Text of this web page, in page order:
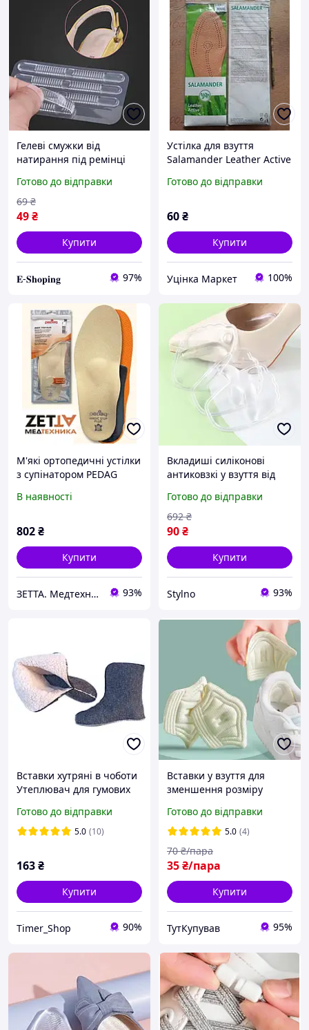
Гелеві смужки від
натирання під ремінці
комплекті
Готово до відправки
49₴
69 ₴
Купити
𝐄-𝐒𝐡𝐨𝐩𝐢𝐧𝐠 97%
Устілка для взуття
Salamander Leather Active
46-47 розмір
Готово до відправки
60₴
Купити
Уцінка Маркет 100%
М'які ортопедичні устілки
з супінатором PEDAG
В наявності
802₴
Купити
ЗЕТТА. Медтехніка. Товари для здоров'я Прокат медтехніки» ФОП Марголіна Наталія 93%
Вкладиші силіконові
антиковзкі у взуття від
силіконові прозорі в туфлі
Готово до відправки
90₴
692 ₴
Купити
Stylno 93%
Вставки хутряні в чоботи
Утеплювач для гумових
вкладиші для зимових
чобіт -15°C
Готово до відправки
5.0 (10)
163₴
Купити
Timer_Shop 90%
Вставки у взуття для
зменшення розміру
натоптній М'які устілки у
взуття 5 мм під п'яту
Готово до відправки
5.0 (4)
35₴/пара
70 ₴/пара
Купити
ТутКупував 95%